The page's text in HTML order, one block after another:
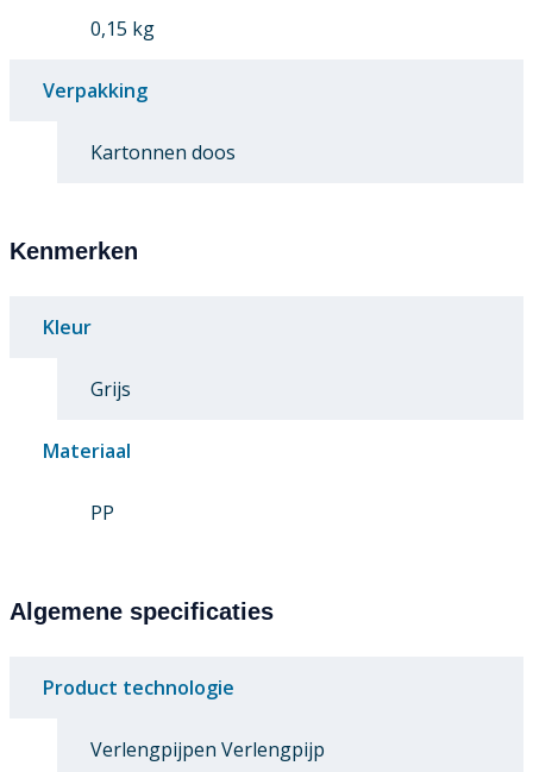
0,15 kg
Verpakking
Kartonnen doos
Kenmerken
Kleur
Grijs
Materiaal
PP
Algemene specificaties
Product technologie
Verlengpijpen Verlengpijp